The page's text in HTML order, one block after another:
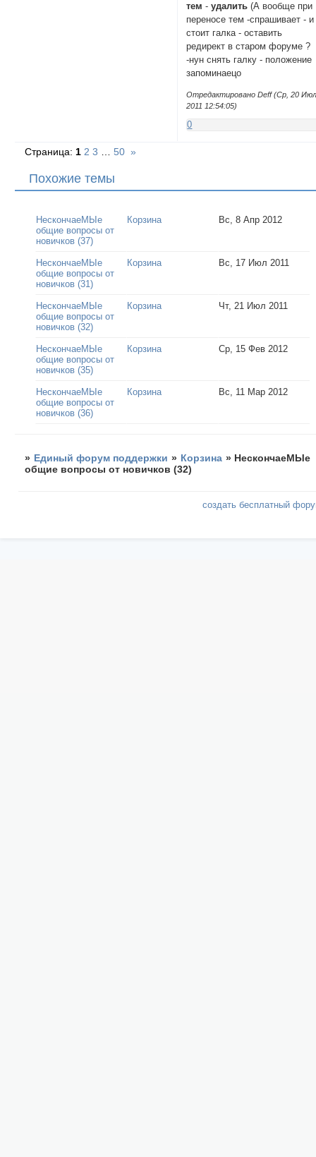
тем -удалить (А вообще при
переносе тем -спрашивает - и
стоит галка - оставить
редирект в старом форуме ?
-нун снять галку - положение
запоминаецо
Отредактировано Deff (Ср, 20
2011 12:54:05)
0
Страница:1 2 3 … 50 »
Похожие темы
НескончаеМЫе
общие вопросы от
новичков (37)
Корзина Вс, 8 Апр 2012
НескончаеМЫе
общие вопросы от
новичков (31)
Корзина Вс, 17 Июл 2011
НескончаеМЫе
общие вопросы от
новичков (32)
Корзина Чт, 21 Июл 2011
НескончаеМЫе
общие вопросы от
новичков (35)
Корзина Ср, 15 Фев 2012
НескончаеМЫе
общие вопросы от
новичков (36)
Корзина Вс, 11 Мар 2012
» Единый форум поддержки » Корзина » НескончаеМЫе
общие вопросы от новичков (32)
создать бесплатный